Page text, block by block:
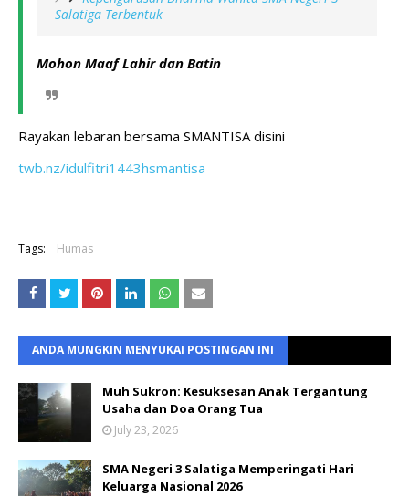
Salatiga Terbentuk
Mohon Maaf Lahir dan Batin
Rayakan lebaran bersama SMANTISA disini
twb.nz/idulfitri1443hsmantisa
Tags: Humas
ANDA MUNGKIN MENYUKAI POSTINGAN INI
Muh Sukron: Kesuksesan Anak Tergantung
Usaha dan Doa Orang Tua
July 23, 2026
SMA Negeri 3 Salatiga Memperingati Hari
Keluarga Nasional 2026